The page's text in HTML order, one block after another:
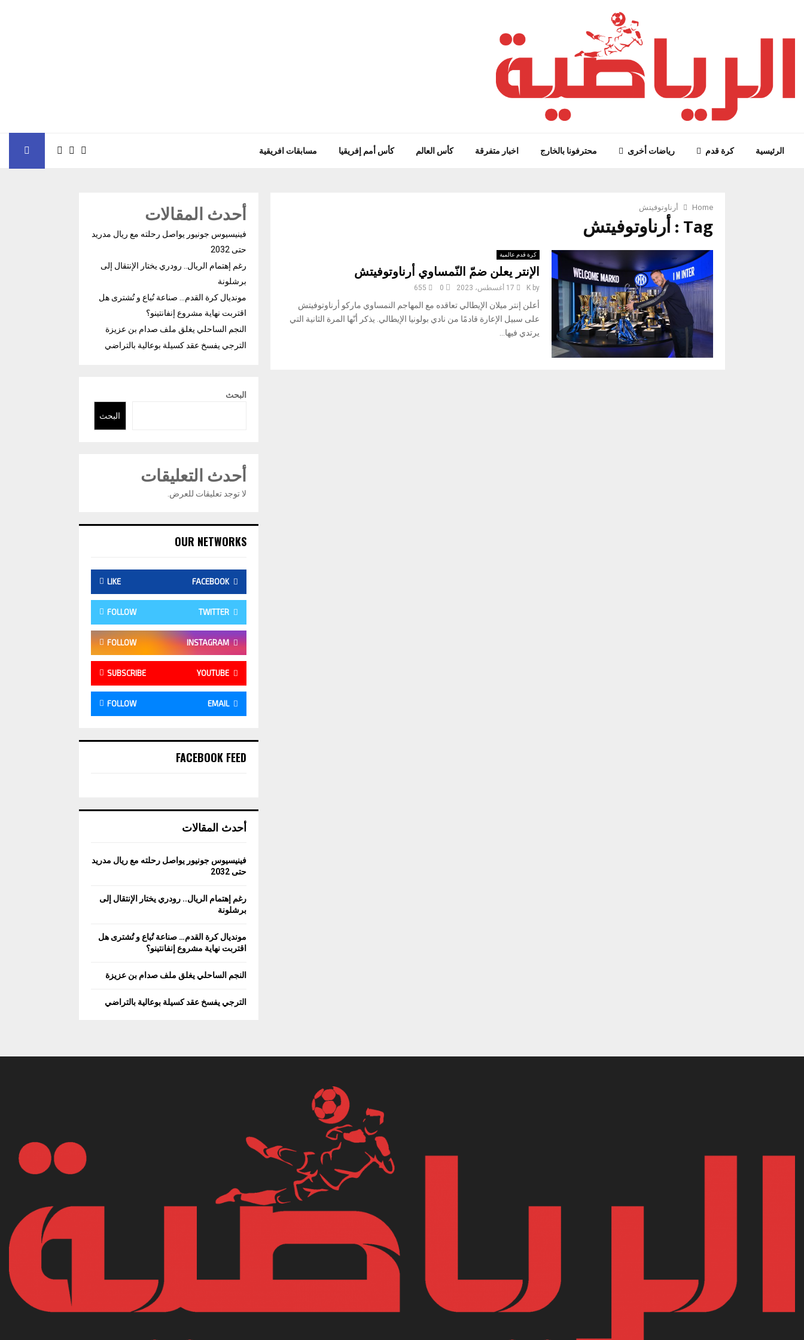
الرئيسية كرة قدم رياضات أخرى محترفونا بالخارج اخبار متفرقة كأس العالم كأس أمم إفريقيا مسابقات افريقية
Home أرناوتوفيتش
Tag : أرناوتوفيتش
كرة قدم عالمية
الإنتر يعلن ضمّ النّمساوي أرناوتوفيتش
by
K 17 أغسطس، 2023 0
655
أعلن إنتر ميلان الإيطالي تعاقده مع المهاجم النمساوي ​ماركو أرناوتوفيتش​
على سبيل الإعارة قادمًا من نادي بولونيا الإيطالي. يذكر أنّها المرة الثانية التي
يرتدي فيها...
أحدث المقالات
فينيسيوس جونيور يواصل رحلته مع ريال مدريد
حتى 2032
رغم إهتمام الريال.. رودري يختار الإنتقال إلى
برشلونة
مونديال كرة القدم… صناعة تُباع و تُشترى هل
اقتربت نهاية مشروع إنفانتينو؟
النجم الساحلي يغلق ملف صدام بن عزيزة
الترجي يفسخ عقد كسيلة بوعالية بالتراضي
البحث
البحث
أحدث التعليقات
لا توجد تعليقات للعرض.
OUR NETWORKS
FACEBOOK
LIKE
TWITTER
FOLLOW
INSTAGRAM
FOLLOW
YOUTUBE
SUBSCRIBE
EMAIL
FOLLOW
FACEBOOK FEED
أحدث المقالات
فينيسيوس جونيور يواصل رحلته مع ريال مدريد
حتى 2032
رغم إهتمام الريال.. رودري يختار الإنتقال إلى
برشلونة
مونديال كرة القدم… صناعة تُباع و تُشترى هل
اقتربت نهاية مشروع إنفانتينو؟
النجم الساحلي يغلق ملف صدام بن عزيزة
الترجي يفسخ عقد كسيلة بوعالية بالتراضي